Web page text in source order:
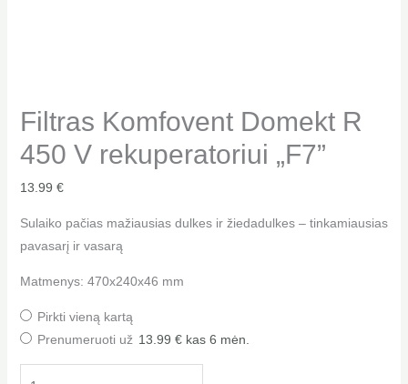
Filtras Komfovent Domekt R
450 V rekuperatoriui „F7”
13.99 €
Sulaiko pačias mažiausias dulkes ir žiedadulkes – tinkamiausias
pavasarį ir vasarą
Matmenys: 470x240x46 mm
Pirkti vieną kartą
Prenumeruoti už 13.99€ kas 6 mėn.